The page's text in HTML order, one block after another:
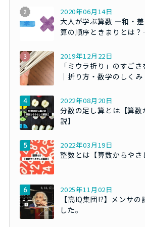
2020年06月14日
大人が学ぶ算数 ―和・
算の順序ときまりとは
2019年12月22日
「ミウラ折り」のすご
｜折り方・数学のしく
2022年08月20日
分数の足し算とは【算
説】
2022年03月19日
整数とは【算数からやさ
2025年11月02日
【高IQ集団!?】メンサ
した。